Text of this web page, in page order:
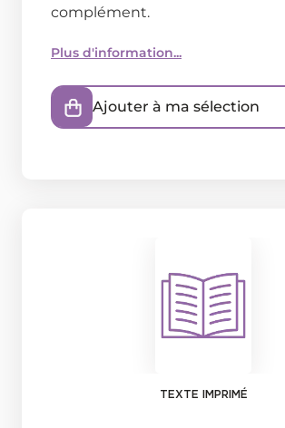
complément.
Plus d'information...
Ajouter à ma sélection
TEXTE IMPRIMÉ